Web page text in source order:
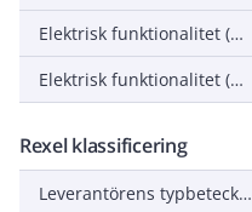
Elektrisk funktionalitet (Circuit integrity) vid brand (IEC 60331-3)
Elektrisk funktionalitet (Circuit integrity) vid brand (EN 50200)
Rexel klassificering
Leverantörens typbeteckning